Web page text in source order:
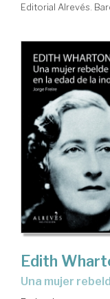
Editorial Alrevés.
Edith
una mujer